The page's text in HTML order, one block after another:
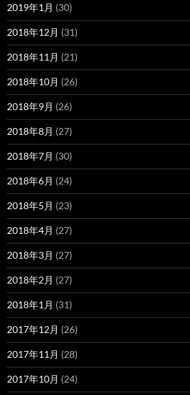
2019年1月 (30)
2018年12月 (31)
2018年11月 (21)
2018年10月 (26)
2018年9月 (26)
2018年8月 (27)
2018年7月 (30)
2018年6月 (24)
2018年5月 (23)
2018年4月 (27)
2018年3月 (27)
2018年2月 (27)
2018年1月 (31)
2017年12月 (26)
2017年11月 (28)
2017年10月 (24)